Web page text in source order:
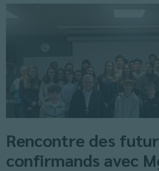
Rencontre des
confirmands avec